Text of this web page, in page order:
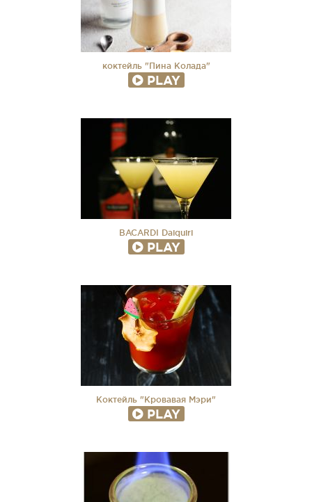
коктейль "Пина Коладa"
PLAY
BACARDI Daiquiri
PLAY
Коктейль "Кровавая Мэри"
PLAY